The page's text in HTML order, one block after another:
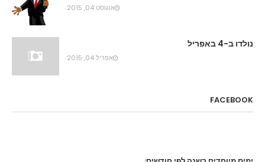
אוגוסט 04, 2015
נולדו ב-4 באפריל
אפריל 04, 2015
FACEBOOK